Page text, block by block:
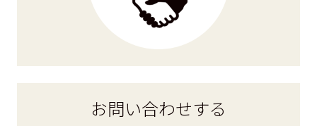
お問い合わせする